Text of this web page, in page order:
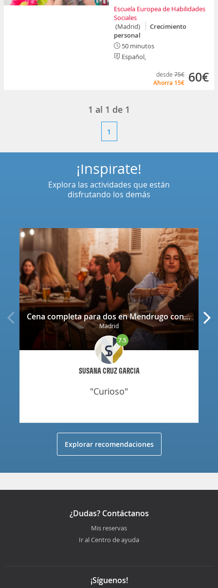
Escuela Europea de Habilidades
Sociales
(Madrid)
Crecimiento
personal
50 minutos
Español,
desde 75€
Ahorra 15€ 60€
1 al 1 de 1
1
Cena completa para dos en Mendrugo con cerveza artesana incluida
Madrid
SUSANA CRUZ GARCIA
7.5
"curioso"
¡Inspírate!
Explora las actividades que están
disfrutando los demás
Explorar recomendaciones
¿Dudas? Contáctanos
Mis reservas
Ir al Centro de ayuda
¡Síguenos!